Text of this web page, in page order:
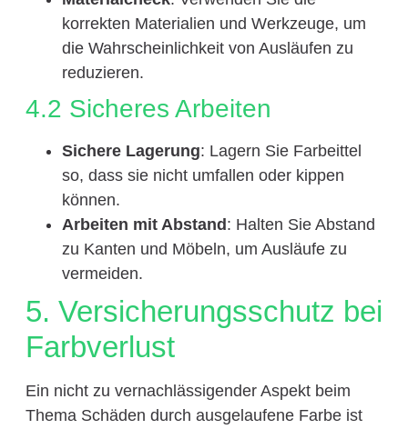
korrekten Materialien und Werkzeuge, um
die Wahrscheinlichkeit von Ausläufen zu
reduzieren.
4.2 Sicheres Arbeiten
Sichere Lagerung: Lagern Sie Farbeittel
so, dass sie nicht umfallen oder kippen
können.
Arbeiten mit Abstand: Halten Sie Abstand
zu Kanten und Möbeln, um Ausläufe zu
vermeiden.
5. Versicherungsschutz bei
Farbverlust
Ein nicht zu vernachlässigender Aspekt beim
Thema Schäden durch ausgelaufene Farbe ist